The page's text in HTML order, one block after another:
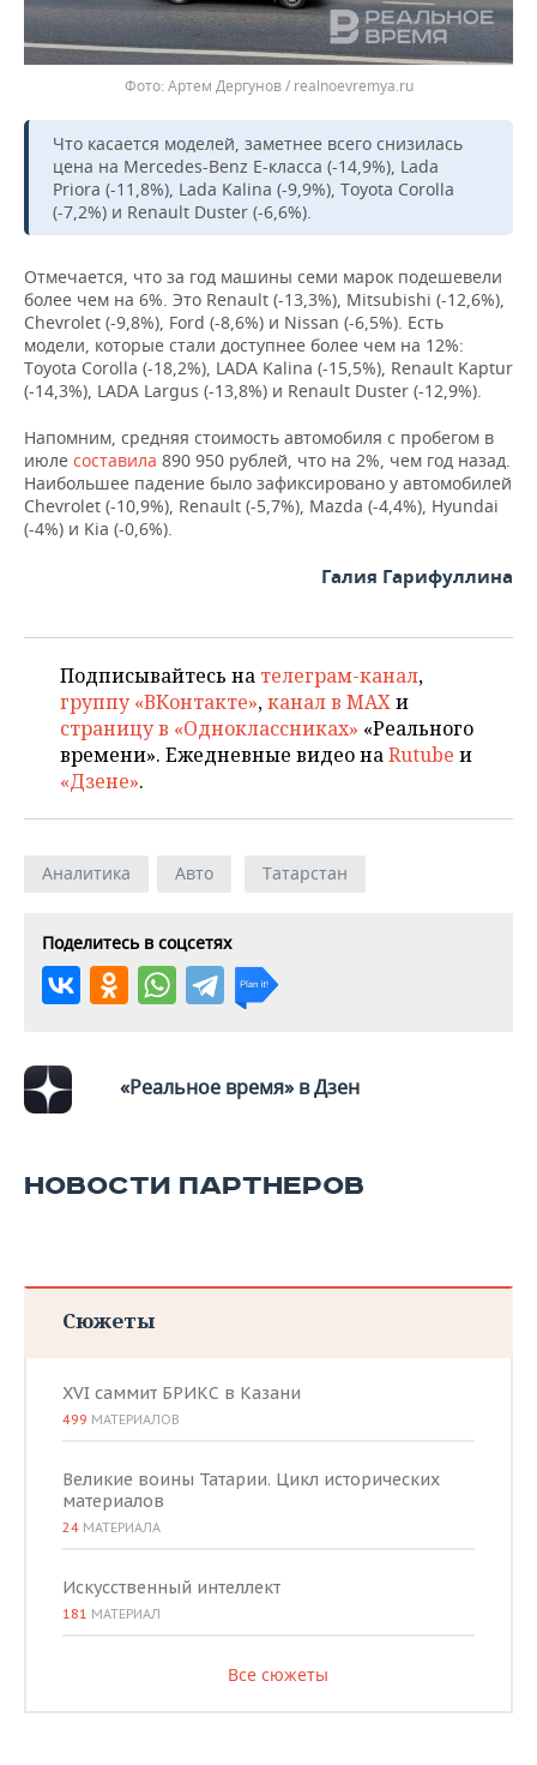
Артем Дергунов / realnoevremya.ru
Что касается моделей, заметнее всего снизилась
цена на Mercedes-Benz E-класса (-14,9%), Lada
Priora (-11,8%), Lada Kalina (-9,9%), Toyota Corolla
(-7,2%) и Renault Duster (-6,6%).
Отмечается, что за год машины семи марок подешевели
более чем на 6%. Это Renault (-13,3%), Mitsubishi (-12,6%),
Chevrolet (-9,8%), Ford (-8,6%) и Nissan (-6,5%). Есть
модели, которые стали доступнее более чем на 12%:
Toyota Corolla (-18,2%), LADA Kalina (-15,5%), Renault Kaptur
(-14,3%), LADA Largus (-13,8%) и Renault Duster (-12,9%).
Напомним, средняя стоимость автомобиля с пробегом в
июле составила 890 950 рублей, что на 2%, чем год назад.
Наибольшее падение было зафиксировано у автомобилей
Chevrolet (-10,9%), Renault (-5,7%), Mazda (-4,4%), Hyundai
(-4%) и Kia (-0,6%).
Галия Гарифуллина
Подписывайтесь на телеграм-канал,
группу «ВКонтакте»,канал в MAXи
страницу в «Одноклассниках» «Реального
времени». Ежедневные видео наRutube и
«Дзене».
Аналитика Авто Татарстан
Поделитесь в соцсетях
«Реальное время» в Дзен
НОВОСТИ ПАРТНЕРОВ
Сюжеты
XVI саммит БРИКС в Казани
499 МАТЕРИАЛОВ
Великие воины Татарии. Цикл исторических
материалов
24 МАТЕРИАЛА
Искусственный интеллект
181 МАТЕРИАЛ
Все сюжеты